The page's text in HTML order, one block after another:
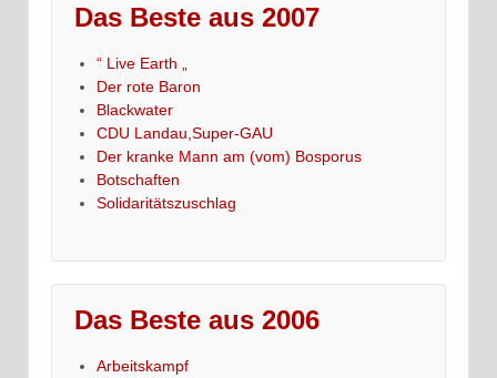
Das Beste aus 2007
“ Live Earth „
Der rote Baron
Blackwater
CDU Landau,Super-GAU
Der kranke Mann am (vom) Bosporus
Botschaften
Solidaritätszuschlag
Das Beste aus 2006
Arbeitskampf